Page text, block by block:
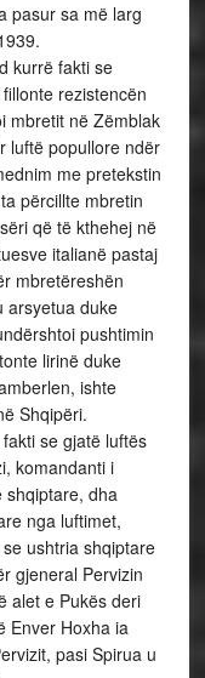
pasur sa më larg
kurrë fakti se
rezistencën
mbretit në Zëmblak
luftë popullore ndër
me pretekstin
përcillte mbretin
që të kthehej në
italianë pastaj
mbretëreshën
arsyetua duke
pushtimin
lirinë duke
ishte
Shqipëri.
se gjatë luftës
komandanti i
shqiptare, dha
nga luftimet,
ushtria shqiptare
gjeneral Pervizin
alet e Pukës deri
Enver Hoxha ia
pasi Spirua u